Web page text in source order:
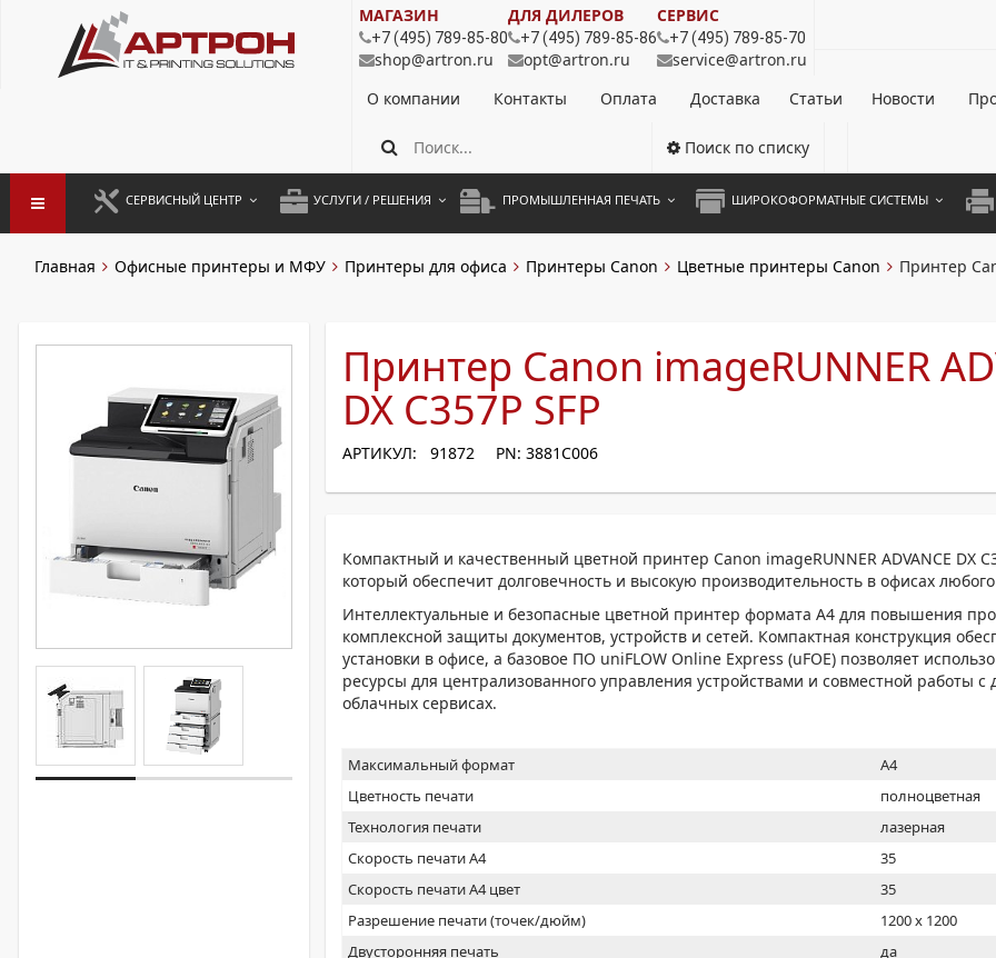
МАГАЗИН
+7 (495) 789-85-80
shop@artron.ru
ДЛЯ ДИЛЕРОВ
+7 (495) 789-85-86
opt@artron.ru
СЕРВИС
+7 (495) 789-85-70
service@artron.ru
О компании
Контакты Оплата Доставка Статьи Новости
Поиск по списку
СЕРВИСНЫЙ ЦЕНТР
ПРОФИЛАКТИКА И ТО
РАЗОВЫЕ РЕМОНТЫ
УСЛУГИ / РЕШЕНИЯ
АРЕНДА ОБОРУДОВАНИЯ
ПРОМЫШЛЕННАЯ ПЕЧАТЬ ШИРОКОФОРМАТНЫЕ СИСТЕМЫ
А4
Главная Офисные принтеры и МФУ Принтеры для офиса Принтеры Canon Цветные принтеры Canon Принтер
Принтер Canon imageRUNNER
DX C357P SFP
АРТИКУЛ: 91872 PN: 3881C006
Компактный и качественный цветной принтер Canon imageRUNNER ADVANCE DX
который обеспечит долговечность и высокую производительность в офисах
Интеллектуальные и безопасные цветной принтер формата A4 для повышения
комплексной защиты документов, устройств и сетей. Компактная конструкция
установки в офисе, а базовое ПО uniFLOW Online Express (uFOE) позволяет
ресурсы для централизованного управления устройствами и совместной работы с
облачных сервисах.
Максимальный формат
A4
Цветность печати
полноцветная
Технология печати
лазерная
Скорость печати А4
35
Скорость печати А4 цвет
35
Разрешение печати (точек/дюйм)
1200 x 1200
Двусторонняя печать
да